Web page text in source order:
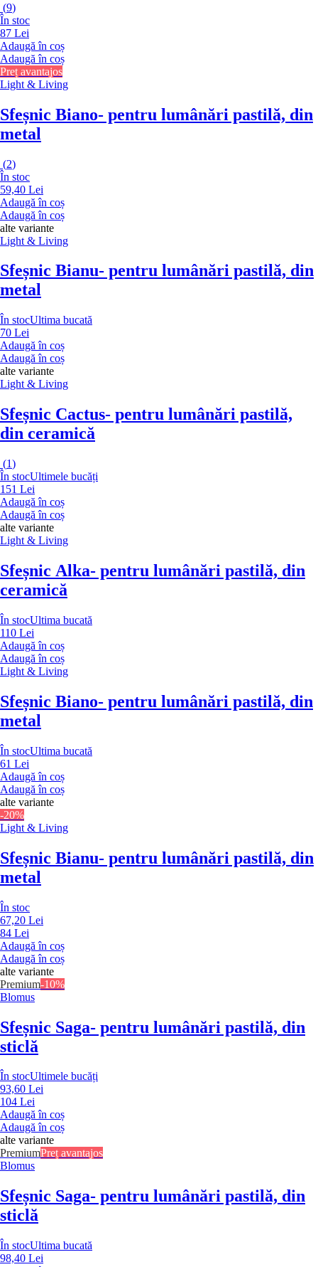
(9)
În stoc
87 Lei
Adaugă în coș
Adaugă în coș
Preț avantajos
Light & Living
Sfeșnic Biano- pentru lumânări pastilă, din
metal
(2)
În stoc
59,40 Lei
Adaugă în coș
Adaugă în coș
alte variante
Light & Living
Sfeșnic Bianu- pentru lumânări pastilă, din
metal
În stocUltima bucată
70 Lei
Adaugă în coș
Adaugă în coș
alte variante
Light & Living
Sfeșnic Cactus- pentru lumânări pastilă,
din ceramică
(1)
În stocUltimele bucăți
151 Lei
Adaugă în coș
Adaugă în coș
alte variante
Light & Living
Sfeșnic Alka- pentru lumânări pastilă, din
ceramică
În stocUltima bucată
110 Lei
Adaugă în coș
Adaugă în coș
Light & Living
Sfeșnic Biano- pentru lumânări pastilă, din
metal
În stocUltima bucată
61 Lei
Adaugă în coș
Adaugă în coș
alte variante
-20%
Light & Living
Sfeșnic Bianu- pentru lumânări pastilă, din
metal
În stoc
67,20 Lei
84 Lei
Adaugă în coș
Adaugă în coș
alte variante
Premium-10%
Blomus
Sfeșnic Saga- pentru lumânări pastilă, din
sticlă
În stocUltimele bucăți
93,60 Lei
104 Lei
Adaugă în coș
Adaugă în coș
alte variante
PremiumPreț avantajos
Blomus
Sfeșnic Saga- pentru lumânări pastilă, din
sticlă
În stocUltima bucată
98,40 Lei